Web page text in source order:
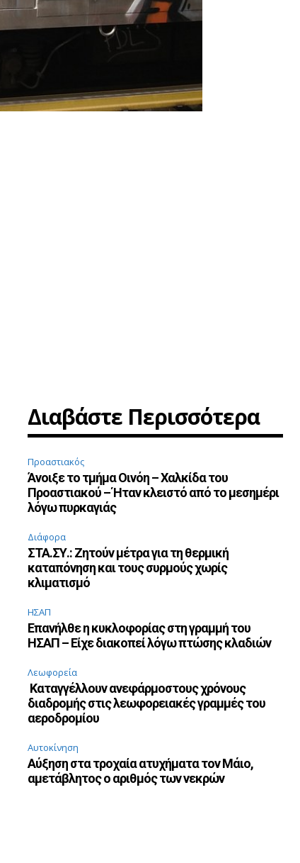
Διαβάστε Περισσότερα
Προαστιακός
Άνοιξε το τμήμα Οινόη – Χαλκίδα του
Προαστιακού – Ήταν κλειστό από το μεσημέρι
λόγω πυρκαγιάς
Διάφορα
ΣΤΑ.ΣΥ.: Ζητούν μέτρα για τη θερμική
καταπόνηση και τους συρμούς χωρίς
κλιματισμό
ΗΣΑΠ
Επανήλθε η κυκλοφορίας στη γραμμή του
ΗΣΑΠ – Είχε διακοπεί λόγω πτώσης κλαδιών
Λεωφορεία
Καταγγέλλουν ανεφάρμοστους χρόνους
διαδρομής στις λεωφορειακές γραμμές του
αεροδρομίου
Αυτοκίνηση
Αύξηση στα τροχαία ατυχήματα τον Μάιο,
αμετάβλητος ο αριθμός των νεκρών